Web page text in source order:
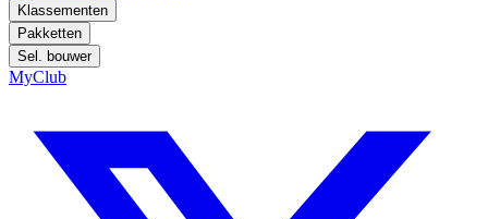
Klassementen
Pakketten
Sel. bouwer
MyClub